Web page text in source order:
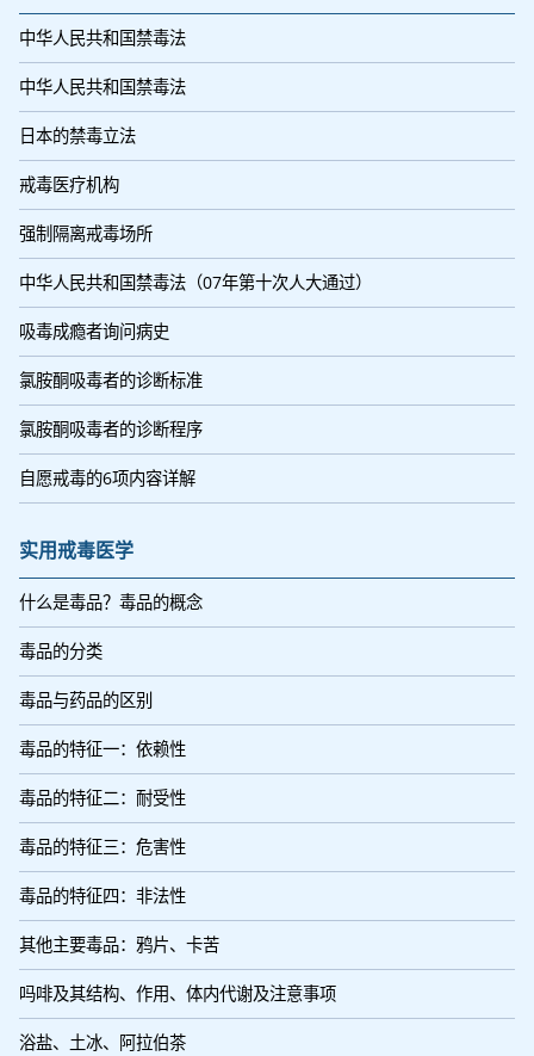
中华人民共和国禁毒法
中华人民共和国禁毒法
日本的禁毒立法
戒毒医疗机构
强制隔离戒毒场所
中华人民共和国禁毒法（07年第十次人大通过）
吸毒成瘾者询问病史
氯胺酮吸毒者的诊断标准
氯胺酮吸毒者的诊断程序
自愿戒毒的6项内容详解
实用戒毒医学
什么是毒品？毒品的概念
毒品的分类
毒品与药品的区别
毒品的特征一：依赖性
毒品的特征二：耐受性
毒品的特征三：危害性
毒品的特征四：非法性
其他主要毒品：鸦片、卡苦
吗啡及其结构、作用、体内代谢及注意事项
浴盐、土冰、阿拉伯茶